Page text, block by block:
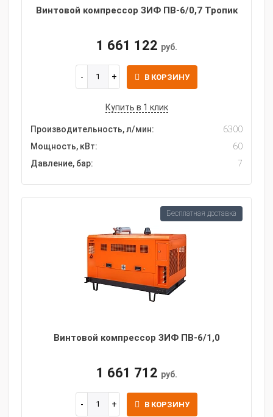
Винтовой компрессор ЗИФ ПВ-6/0,7 Тропик
1 661 122 руб.
В КОРЗИНУ
Купить в 1 клик
Производительность, л/мин:
6300
Мощность, кВт:
60
Давление, бар:
7
Винтовой компрессор ЗИФ ПВ-6/1,0
1 661 712 руб.
В КОРЗИНУ
Бесплатная доставка